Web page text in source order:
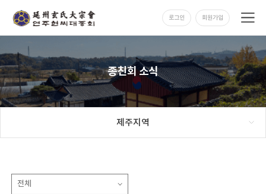
로그인 회원가입
종친회 소식
제주지역